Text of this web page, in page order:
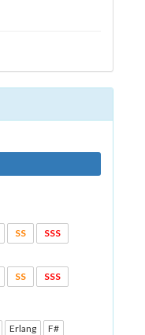
SS SSS
SS SSS
Erlang
F#